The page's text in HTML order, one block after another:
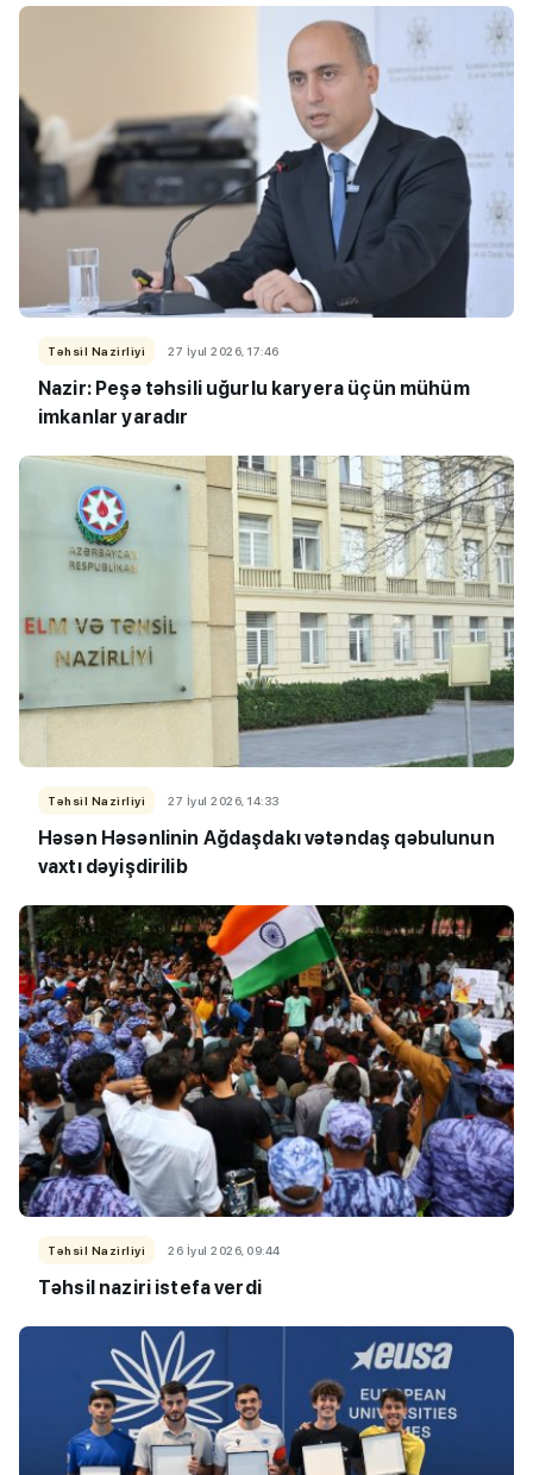
Təhsil Nazirliyi 27 İyul 2026, 17:46
Nazir: Peşə təhsili uğurlu karyera üçün mühüm
imkanlar yaradır
Təhsil Nazirliyi 27 İyul 2026, 14:33
Həsən Həsənlinin Ağdaşdakı vətəndaş qəbulunun
vaxtı dəyişdirilib
Təhsil Nazirliyi 26 İyul 2026, 09:44
Təhsil naziri istefa verdi